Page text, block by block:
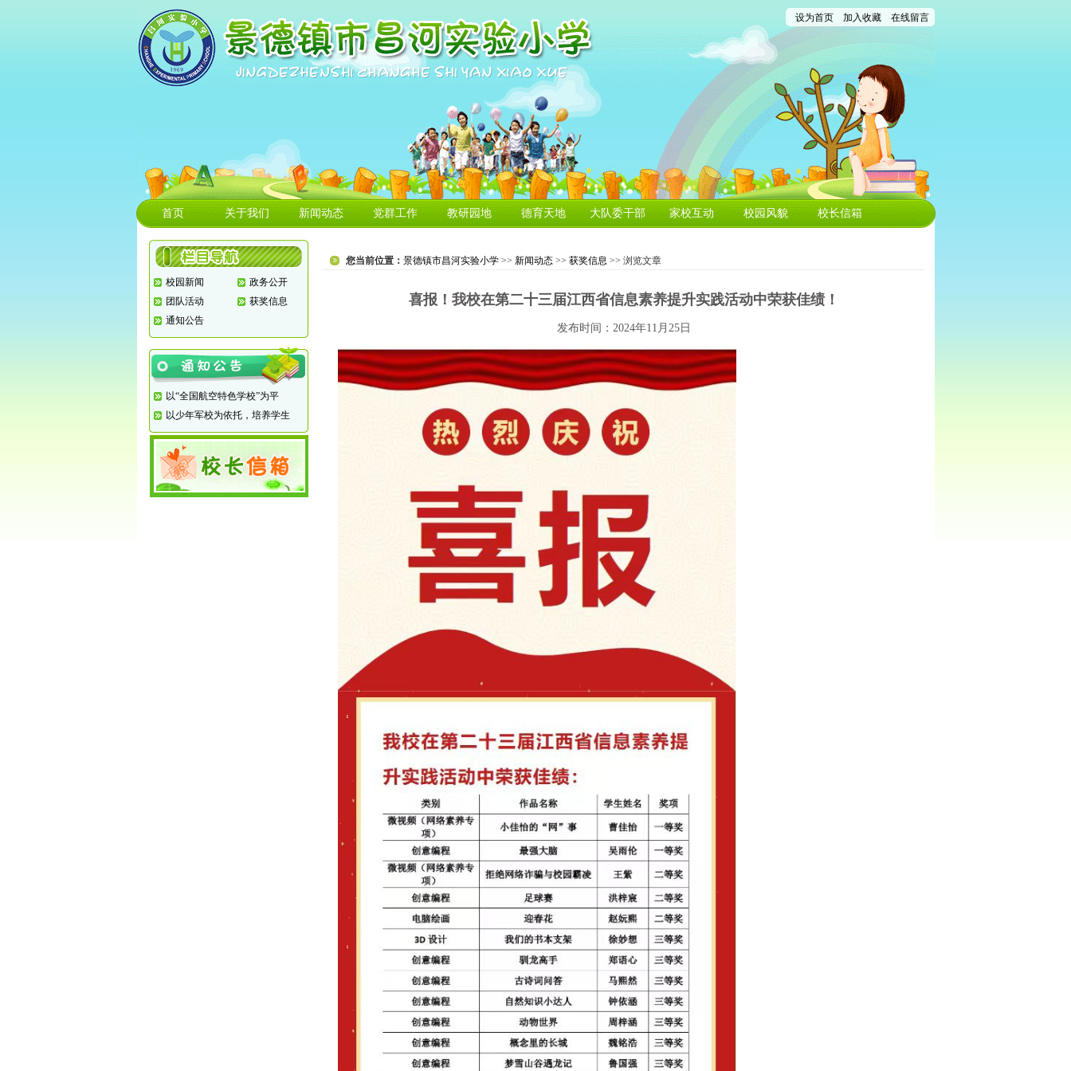
设为首页 加入收藏 在线留言
首页 关于我们 新闻动态 党群工作 教研园地 德育天地 大队委干部 家校互动 校园风貌 校长信箱
校园新闻
政务公开
团队活动
获奖信息
通知公告
以“全国航空特色学校”为平
以少年军校为依托，培养学生
您当前位置： 景德镇市昌河实验小学 >> 新闻动态 >> 获奖信息 >> 浏览文章
喜报！我校在第二十三届江西省信息素养提升实践活动中荣获佳绩！
发布时间：2024年11月25日